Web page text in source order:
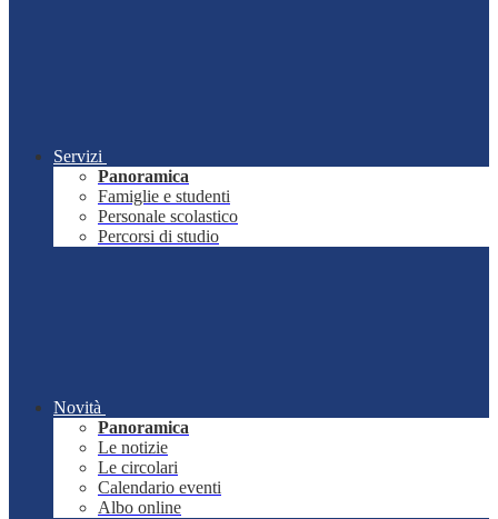
Servizi
Panoramica
Famiglie e studenti
Personale scolastico
Percorsi di studio
Novità
Panoramica
Le notizie
Le circolari
Calendario eventi
Albo online